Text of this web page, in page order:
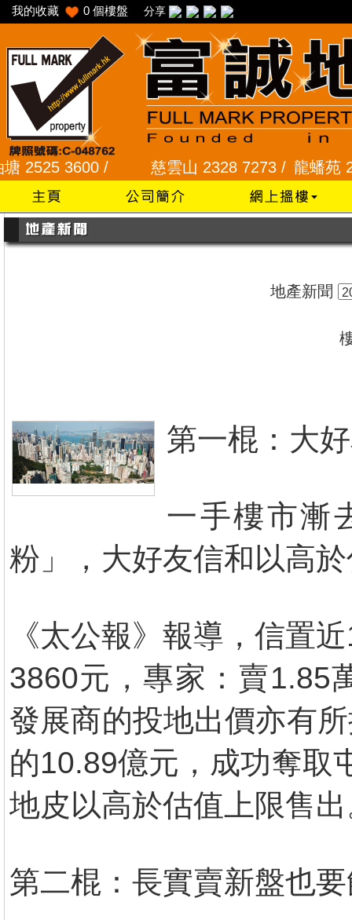
我的收藏 0 個樓盤 分享
3600 / 慈雲山 2328 7273 / 龍蟠苑 2345
地產新聞
第一棍：大
一手樓市漸
粉」，大好友信和以高
《太公報》報導，信置
3860元，專家：賣1.85
發展商的投地出價亦有
的10.89億元，成功奪取
地皮以高於估值上限售
第二棍：長實賣新盤也